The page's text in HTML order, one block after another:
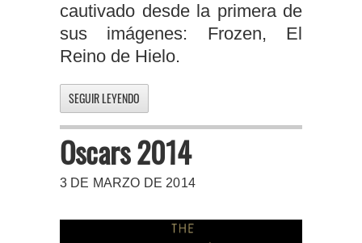
cautivado desde la primera de
sus imágenes: Frozen, El
Reino de Hielo.
SEGUIR LEYENDO
Oscars 2014
3 DE MARZO DE 2014